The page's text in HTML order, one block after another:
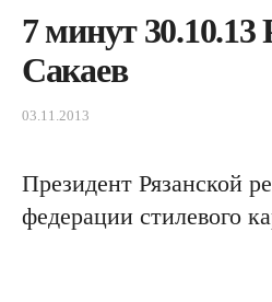
7 минут
Сакаев
03.11.2013
Президент Рязанской
федерации стилевого